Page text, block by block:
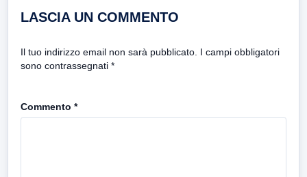
LASCIA UN COMMENTO
Il tuo indirizzo email non sarà pubblicato. I campi obbligatori
sono contrassegnati *
Commento *